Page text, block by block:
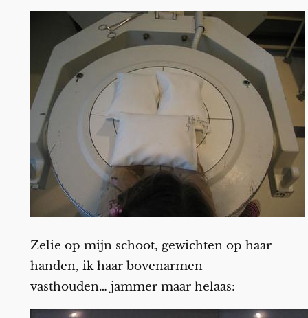
Zelie op mijn schoot, gewichten op haar
handen, ik haar bovenarmen
vasthouden… jammer maar helaas: